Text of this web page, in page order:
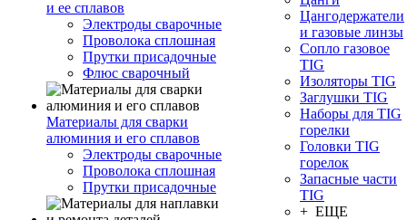
и ее сплавов
Электроды сварочные
Проволока сплошная
Прутки присадочные
Флюс сварочный
Материалы для сварки
алюминия и его сплавов
Электроды сварочные
Проволока сплошная
Прутки присадочные
Цангодержатели
и газовые линзы
Сопло газовое
TIG
Изоляторы TIG
Заглушки TIG
Наборы для TIG
горелки
Головки TIG
горелок
Запасные части
TIG
+ ЕЩЕ